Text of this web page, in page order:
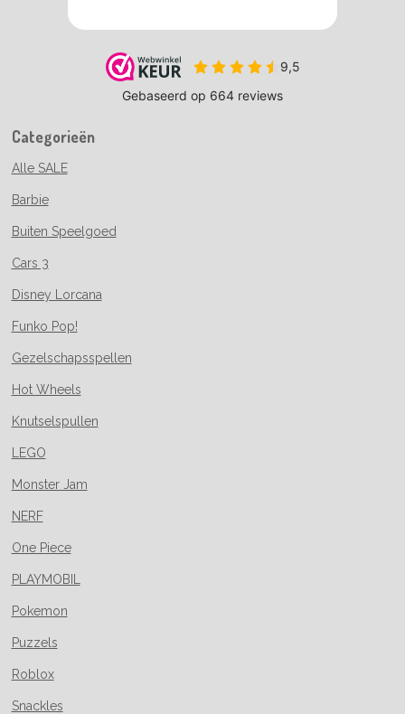
Categorieën
Alle SALE
Barbie
Buiten Speelgoed
Cars 3
Disney Lorcana
Funko Pop!
Gezelschapsspellen
Hot Wheels
Knutselspullen
LEGO
Monster Jam
NERF
One Piece
PLAYMOBIL
Pokemon
Puzzels
Roblox
Snackles